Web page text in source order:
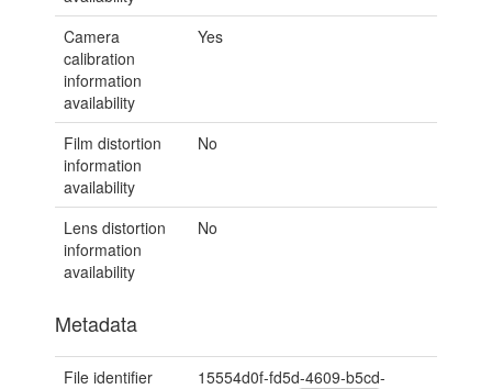
Camera
calibration
information
availability
Yes
Film distortion
information
availability
No
Lens distortion
information
availability
No
Metadata
File identifier
15554d0f-fd5d-4609-b5cd-